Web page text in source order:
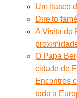
Um frasco
Direito
A Visita do
O Papa
cidade de
Encontros
toda a